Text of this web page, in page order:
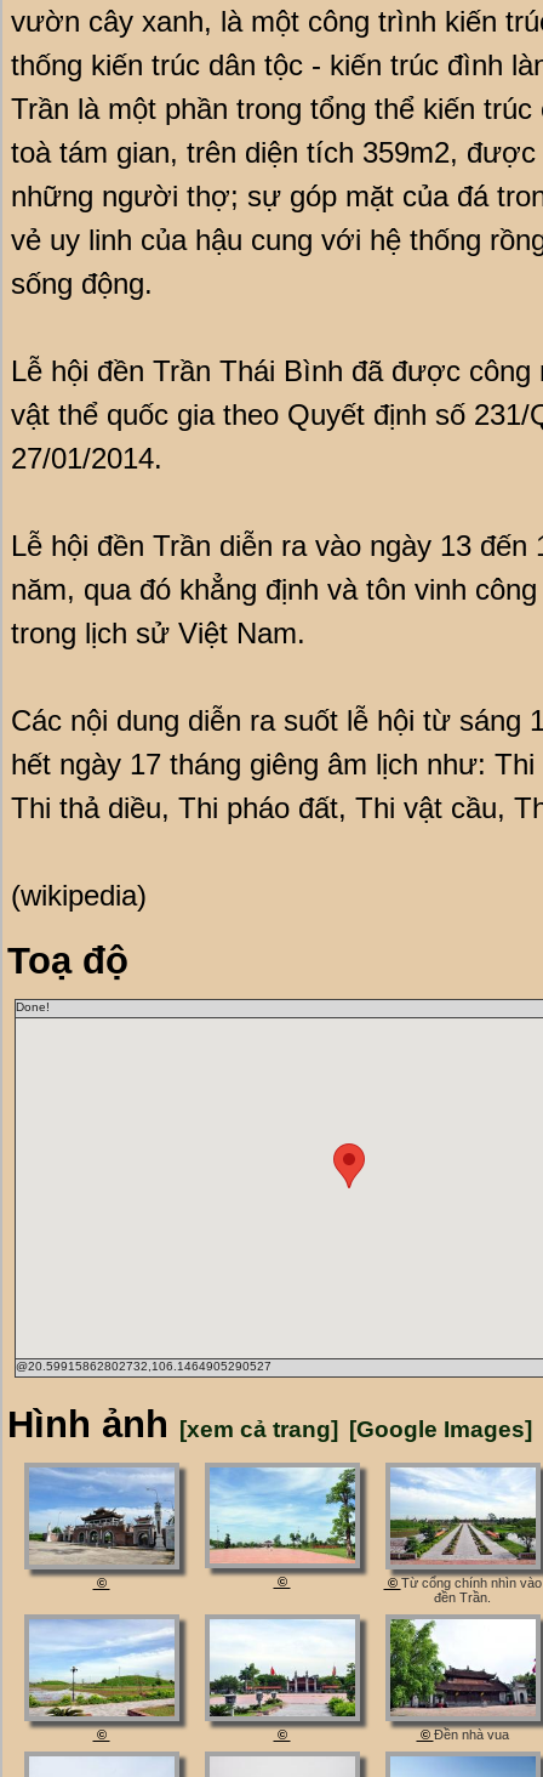
vườn cây xanh, là một công trình kiến
thống kiến trúc dân tộc - kiến trúc đình
Trần là một phần trong tổng thể kiến
toà tám gian, trên diện tích 359m2,
những người thợ; sự góp mặt của đá
vẻ uy linh của hậu cung với hệ thống
sống động.
Lễ hội đền Trần Thái Bình đã được công
vật thể quốc gia theo Quyết định số
27/01/2014.
Lễ hội đền Trần diễn ra vào ngày 13
năm, qua đó khẳng định và tôn vinh
trong lịch sử Việt Nam.
Các nội dung diễn ra suốt lễ hội từ sáng
hết ngày 17 tháng giêng âm lịch như:
Thi thả diều, Thi pháo đất, Thi vật cầu,
(wikipedia)
Toạ độ
Done!
@20.59915862802732,106.1464905290527
Hình ảnh [xem cả trang] [Google Images]
© © ©Từ cổng chính nhìn vào
đền Trần.
© © © Đền nhà vua